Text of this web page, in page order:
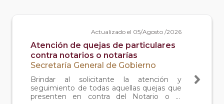
Actualizado el 05/Agosto /2026
Atención de quejas de particulares
contra notarios o notarías
Secretaría General de Gobierno
Brindar al solicitante la atención y
seguimiento de todas aquellas quejas que
presenten en contra del Notario o el